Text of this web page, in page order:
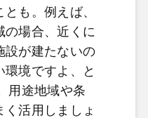
も。例えば、
の場合、近くに
設が建たないの
境ですよ、と
用途地域や条
活用しましょ